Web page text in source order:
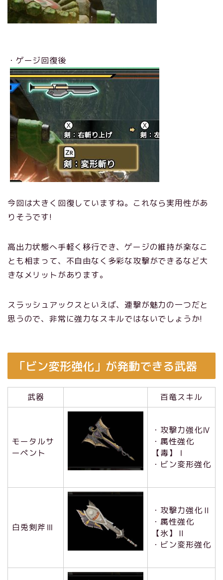
・ゲージ回復後
今回は大きく回復していますね。これなら実用性があ
りそうです!
高出力状態へ手軽く移行でき、ゲージの維持が楽なこ
とも相まって、不自由なく多彩な攻撃ができるなど大
きなメリットがあります。
スラッシュアックスといえば、連撃が魅力の一つだと
思うので、非常に強力なスキルではないでしょうか!
「ビン変形強化」が発動できる武器
武器 百竜スキル
モータルサ
ーペント
・攻撃力強化Ⅳ
・属性強化
【毒】Ⅰ
・ビン変形強化
白兎剣斧Ⅲ
・攻撃力強化Ⅱ
・属性強化
【氷】Ⅱ
・ビン変形強化